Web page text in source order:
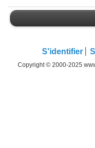
S'identifier
Copyright © 2000-2025